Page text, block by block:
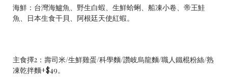
海鮮：台灣海鱸魚、野生白蝦、生鮮蛤蜊、船凍小卷、帝王鮭
魚、日本生食干貝、阿根廷天使紅蝦。
主食擇2：壽司米/生鮮雞蛋/科學麵/讚岐烏龍麵/職人鐵棍粉絲/熟
凍乾拌麵+$49。